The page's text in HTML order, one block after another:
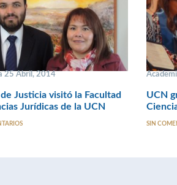
25 Abril, 2014
Justicia visitó la Facultad
Jurídicas de la UCN
UCN
SIN